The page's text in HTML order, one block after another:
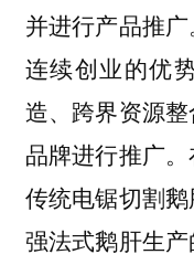
并进行产品推
连续创业的优
造、跨界资源
品牌进行推广
传统电锯切割
强法式鹅肝生